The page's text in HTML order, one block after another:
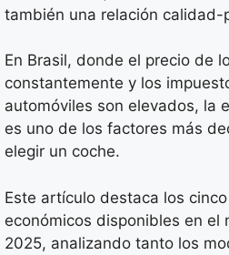
también una relación calidad-
En Brasil, donde el precio de
constantemente y los
automóviles son elevados, la
es uno de los factores más
elegir un coche.
Este artículo destaca los
económicos disponibles en el
2025, analizando tanto los